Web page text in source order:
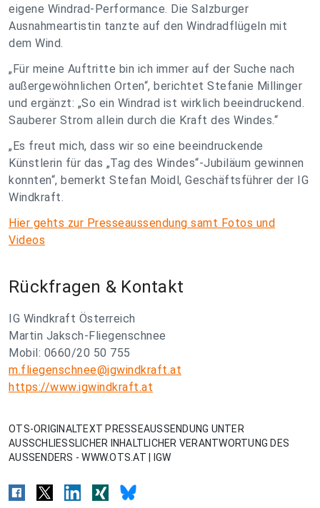
eigene Windrad-Performance. Die Salzburger
Ausnahmeartistin tanzte auf den Windradflügeln mit
dem Wind.
„Für meine Auftritte bin ich immer auf der Suche nach
außergewöhnlichen Orten“, berichtet Stefanie Millinger
und ergänzt: „So ein Windrad ist wirklich beeindruckend.
Sauberer Strom allein durch die Kraft des Windes.“
„Es freut mich, dass wir so eine beeindruckende
Künstlerin für das „Tag des Windes“-Jubiläum gewinnen
konnten“, bemerkt Stefan Moidl, Geschäftsführer der IG
Windkraft.
Hier gehts zur Presseaussendung samt Fotos und
Videos
Rückfragen & Kontakt
IG Windkraft Österreich
Martin Jaksch-Fliegenschnee
Mobil: 0660/20 50 755
m.fliegenschnee@igwindkraft.at
https://www.igwindkraft.at
OTS-ORIGINALTEXT PRESSEAUSSENDUNG UNTER
AUSSCHLIESSLICHER INHALTLICHER VERANTWORTUNG DES
AUSSENDERS - WWW.OTS.AT | IGW